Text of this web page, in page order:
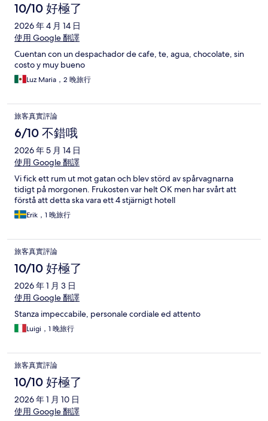
10/10 好極了
2026 年 4 月 14 日
使用 Google 翻譯
Cuentan con un despachador de cafe, te, agua, chocolate, sin
costo y muy bueno
Luz Maria，2 晚旅行
旅客真實評論
6/10 不錯哦
2026 年 5 月 14 日
使用 Google 翻譯
Vi fick ett rum ut mot gatan och blev störd av spårvagnarna
tidigt på morgonen. Frukosten var helt OK men har svårt att
förstå att detta ska vara ett 4 stjärnigt hotell
Erik，1 晚旅行
旅客真實評論
10/10 好極了
2026 年 1 月 3 日
使用 Google 翻譯
Stanza impeccabile, personale cordiale ed attento
Luigi，1 晚旅行
旅客真實評論
10/10 好極了
2026 年 1 月 10 日
使用 Google 翻譯